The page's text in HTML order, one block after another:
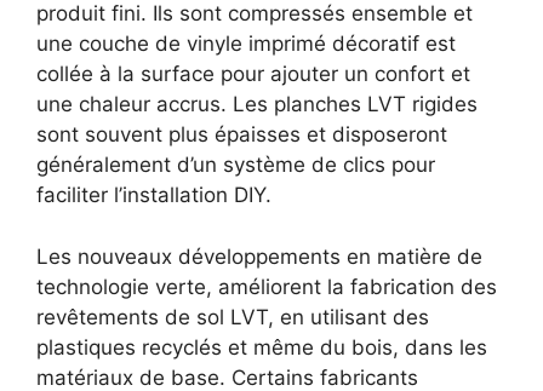
produit fini. Ils sont compressés ensemble et
une couche de vinyle imprimé décoratif est
collée à la surface pour ajouter un confort et
une chaleur accrus. Les planches LVT rigides
sont souvent plus épaisses et disposeront
généralement d’un système de clics pour
faciliter l’installation DIY.
Les nouveaux développements en matière de
technologie verte, améliorent la fabrication des
revêtements de sol LVT, en utilisant des
plastiques recyclés et même du bois, dans les
matériaux de base. Certains fabricants